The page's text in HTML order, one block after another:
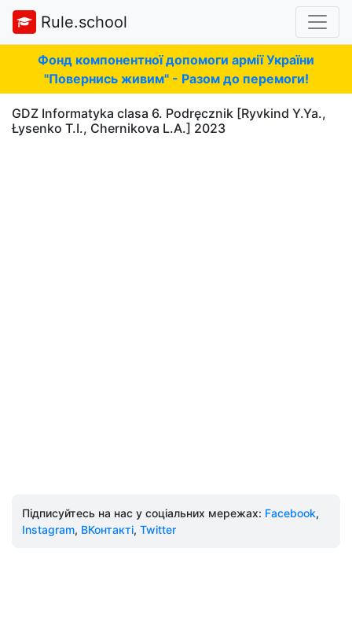
Rule.school
Фонд компонентної допомоги армії України
"Повернись живим" - Разом до перемоги!
GDZ Informatyka clasa 6. Podręcznik [Ryvkind Y.Ya.,
Łysenko T.I., Chernikova L.A.] 2023
Підписуйтесь на нас у соціальних мережах: Facebook,
Instagram, ВКонтакті, Twitter